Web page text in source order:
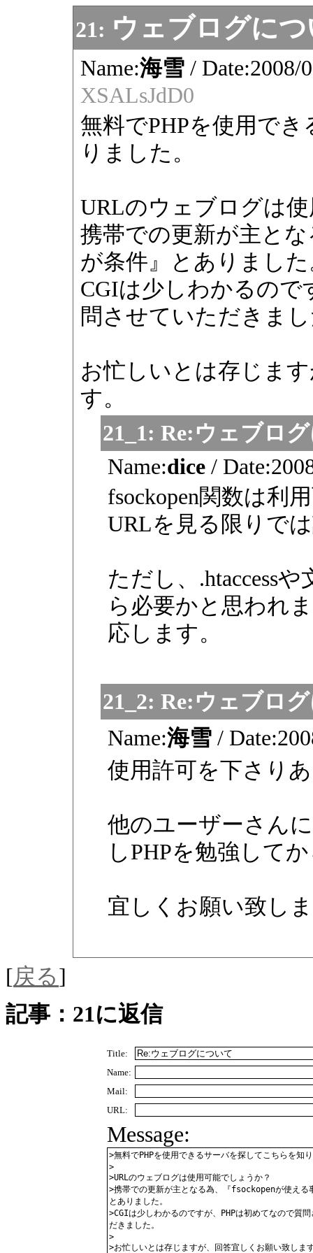
21: ウェブログに
Name:海雪 / Date:2008/
XSALsJdD0
無料でPHPを使用で
りました。
URLのウェブログは
携帯での更新が主とな
が条件』とありまし
CGIは少しわかるので
問させていただきま
お忙しいとは存じま
す。
21_1: Re:ウェブロ
Name:dice/ Date:
fsockopen関数は利
URLを見る限りで
ただし、.htaccess
ら必要かと思われ
応します。
21_2: Re:ウェブロ
Name:海雪/ Date:
使用許可を下さり
他のユーザーさん
しPHPを勉強して
宜しくお願い致し
[戻る]
記事：21に返信
Title:
Name:
Mail:
URL:
Message: